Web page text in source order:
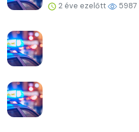
2 éve ezelőtt 5987